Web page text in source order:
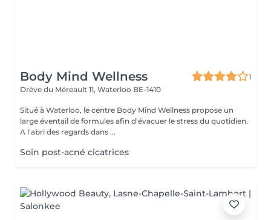
Body Mind Wellness
1
Drève du Méreault 11, Waterloo BE-1410
Situé à Waterloo, le centre Body Mind Wellness propose un
large éventail de formules afin d'évacuer le stress du quotidien.
A l'abri des regards dans ...
Soin post-acné cicatrices